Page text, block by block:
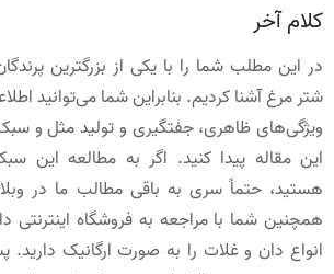
کلام آخر
در این مطلب شما را با یکی از بزرگترین
شتر مرغ آشنا کردیم. بنابراین شما می‌توانید
ویژگی‌های ظاهری، جفتگیری و تولید مثل و
این مقاله پیدا کنید. اگر به مطالعه این
هستید، حتماً سری به باقی مطالب ما در
همچنین شما با مراجعه به فروشگاه اینترنتی
انواع دان و غلات را به صورت ارگانیک